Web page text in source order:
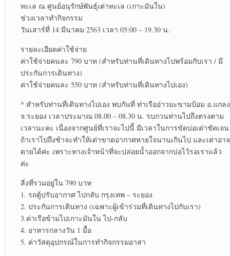
ทะเล ณ ศูนย์อนุรักษ์พันธุ์เต่าทะเล (เกาะมันใน)
ช่วงเวลาทำกิจกรรม
วันเสาร์ที่ 14 มีนาคม 2563 เวลา 05:00 – 19.30 น.
รายละเอียดค่าใช้จ่าย
ค่าใช้จ่ายคนละ 790 บาท (สำหรับท่านที่เดินทางไปพร้อมกับเรา / มี
ประกันการเดินทาง)
ค่าใช้จ่ายคนละ 550 บาท (สำหรับท่านที่เดินทางไปเอง)
* สำหรับท่านที่เดินทางไปเอง พบกันที่ ท่าเรืออ่าวมะขามป้อม อ.แกลง
จ.ระยอง เวลาประมาณ 08.00 – 08.30 น. รบกวนท่านไปถึงตรงตาม
เวลานะคะ เนื่องจากศูนย์ที่เราจะไปนี้ มีเวลาในการขัดบ่อเต่าชัดเจน
ถ้าเราไปถึงช้าจะทำให้เต่าขาดอากาศหายใจนานเกินไป และเต่าอาจ
ตายได้ค่ะ เพราะทางเจ้าหน้าที่จะปล่อยน้ำออกจากบ่อไว้รอเราแล้ว
ค่ะ
สิ่งที่รวมอยู่ใน 790 บาท
1. รถตู้ปรับอากาศ ไปกลับ กรุงเทพ – ระยอง
2. ประกันการเดินทาง (เฉพาะผู้เข้าร่วมที่เดินทางไปกับเรา)
3.ค่าเรือข้ามไปเกาะมันใน ไป-กลับ
4. อาหารกลางวัน 1 มื้อ
5. ค่าวัสดุอุปกรณ์ในการทำกิจกรรมอาสา